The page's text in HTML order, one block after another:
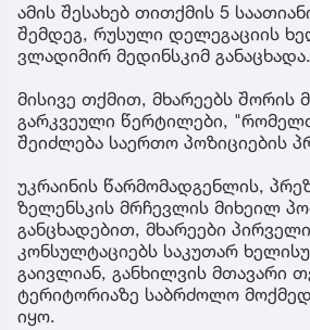
ამის შესახებ თითქმის 5
შემდეგ, რუსული დელეგაციის
ვლადიმირ მედინსკიმ განაცხადა.
მისივე თქმით, მხარეებს შორის
გარკვეული წერტილები,
შეიძლება საერთო პოზიციების
უკრაინის წარმომადგენლის,
ზელენსკის მრჩევლის მიხეილ
განცხადებით, მხარეები
კონსულტაციებს საკუთარ
გაივლიან, განხილვის მთავარი
ტერიტორიაზე საბრძოლო
იყო.